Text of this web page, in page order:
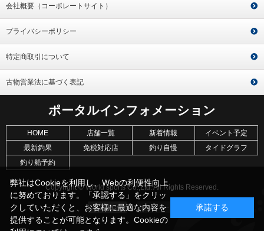
会社概要（コーポレートサイト）
プライバシーポリシー
特定商取引について
古物営業法に基づく表記
ポータルインフォメーション
HOME 店舗一覧 新着情報
イベント予定
最新釣果
免税対応店 釣り自慢
タイドグラフ
釣り船予約
Copyright © World sports Co.,Ltd. All Rights Reserved.
弊社はCookieを利用し、Webの利便性向上
に努めております。「承認する」をクリッ
クしていただくと、お客様に最適な内容を
提供することが可能となります。Cookieの
承諾する